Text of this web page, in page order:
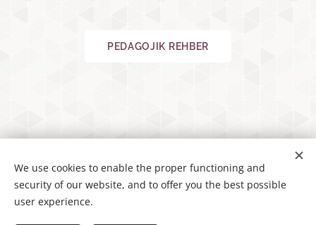
PEDAGOJIK REHBER
© 2022 ARSTEAMapp | All rights reserved | Designed by
We use cookies to enable the proper functioning and
security of our website, and to offer you the best possible
user experience.